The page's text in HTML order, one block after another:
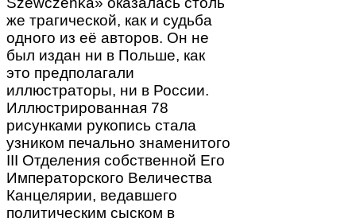
же трагической, как и судьба
одного из её авторов. Он не
был издан ни в Польше, как
это предполагали
иллюстраторы, ни в России.
Иллюстрированная 78
рисунками рукопись стала
узником печально знаменитого
III Отделения собственной Его
Императорского Величества
Канцелярии, ведавшего
политическим сыском в